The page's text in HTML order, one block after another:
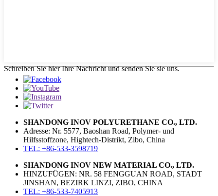
Schreiben Sie hier Ihre Nachricht und senden Sie sie uns.
SHANDONG INOV POLYURETHANE CO., LTD.
Adresse: Nr. 5577, Baoshan Road, Polymer- und
Hilfsstoffzone, Hightech-Distrikt, Zibo, China
TEL: +86-533-3598719
SHANDONG INOV NEW MATERIAL CO., LTD.
HINZUFÜGEN: NR. 58 FENGGUAN ROAD, STADT
JINSHAN, BEZIRK LINZI, ZIBO, CHINA
TEL: +86-533-7405913